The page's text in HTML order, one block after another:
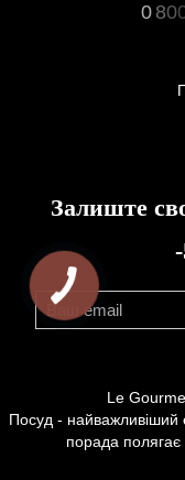
0 80
Залиште
Le
Посуд - найважливіший
порада